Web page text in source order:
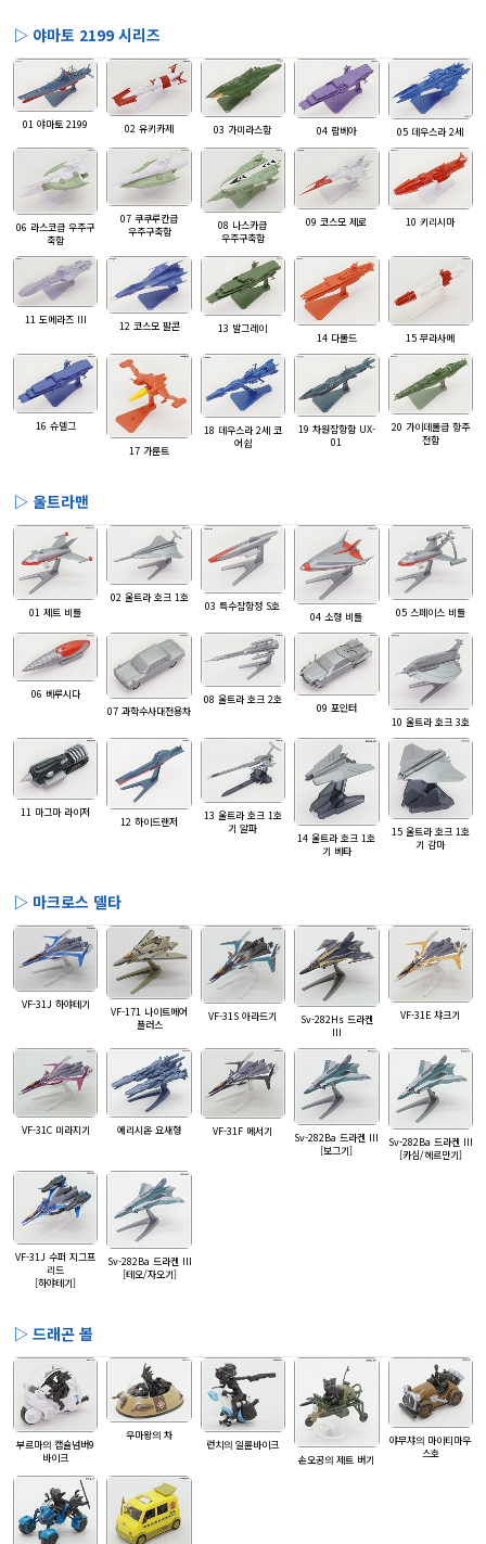
▷ 야마토 2199 시리즈
01 야마토 2199 02 유키카제 03 가미라스함 04 람베아 05 데우스라 2세
06 라스코급 우주구
축함
07 쿠쿠루칸급
우주구축함
08 나스카급
우주구축함
09 코스모 제로 10 키리시마
11 도메라즈 III 12 코스모 팔콘 13 발그레이
14 다롤드 15 무라사메
16 슈델그
17 가룬트
18 데우스라 2세 코
어쉽
19 차원잠항함 UX-
01
20 가이데롤급 항주
전함
▷ 울트라맨
01 제트 비틀
02 울트라 호크 1호
03 특수잠항정 S호
04 소형 비틀
05 스페이스 비틀
06 베루시다
07 과학수사대전용차
08 울트라 호크 2호
09 포인터
10 울트라 호크 3호
11 마그마 라이저
12 하이드랜저
13 울트라 호크 1호
기 알파
14 울트라 호크 1호
기 베타
15 울트라 호크 1호
기 감마
▷ 마크로스 델타
VF-31J 하야테기
VF-171 나이트메어
플러스
VF-31S 아라드기
Sv-282Hs 드라켄
III
VF-31E 챠크기
VF-31C 미라지기 에리시온 요새형 VF-31F 메서기
Sv-282Ba 드라켄 III
[보그기]
Sv-282Ba 드라켄 III
[카심/헤르만기]
VF-31J 수퍼 지그프
리드
[하야테기]
Sv-282Ba 드라켄 III
[테오/자오기]
▷ 드래곤 볼
부르마의 캡슐넘버9
바이크
우마왕의 차
런치의 일륜바이크
손오공의 제트 버기
야무챠의 마이티마우
스호